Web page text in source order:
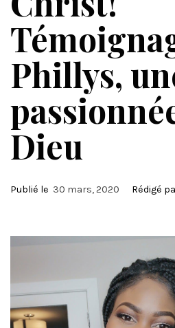
Phillys,
Dieu
Publié le 30 mars, 2020 Rédigé